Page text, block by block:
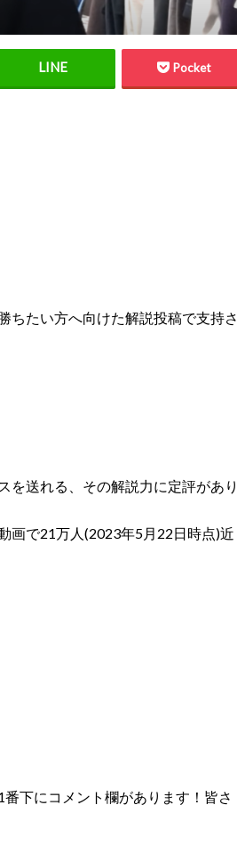
Pocket
ちたい方へ向けた解説投稿で支持さ
を送れる、その解説力に定評があり
画で21万人(2023年5月22日時点)近
下にコメント欄があります！皆さ